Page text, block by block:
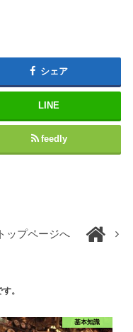
シェア
LINE
feedly
トップページへ
。
基本知識